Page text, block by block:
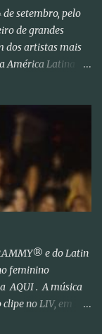
setembro, pelo
de grandes
dos artistas mais
América Latina e
em
têm um
(sexta-feira),
– PR , na
de Souza, 5300 -
vendas on-line e
e
começou o ano de
e do Latin
feminino
AQUI . A música
no LIV, em